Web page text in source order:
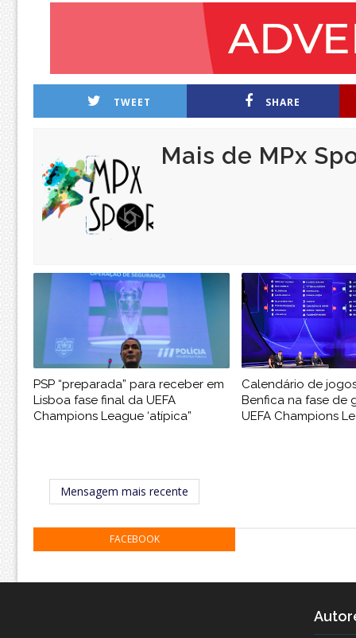
TWEET SHARE
Mais de MPx
PSP “preparada” para receber em
Lisboa fase final da UEFA
Champions League ‘atípica”
Calendário de
Benfica na fase de
UEFA Champions
Mensagem mais recente
FACEBOOK